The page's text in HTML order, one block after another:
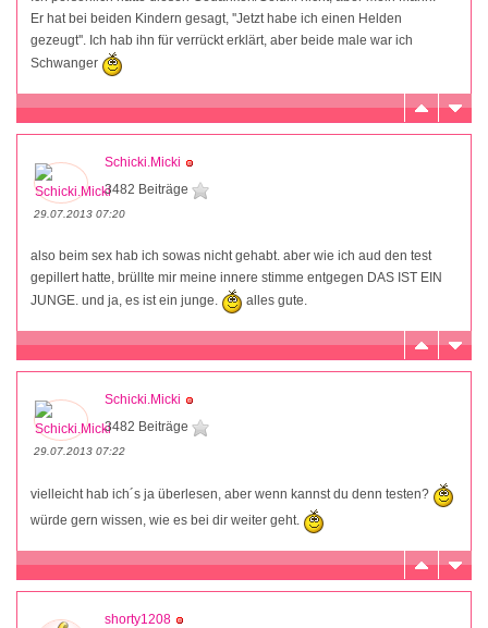
Er hat bei beiden Kindern gesagt, ''Jetzt habe ich einen Helden
gezeugt''. Ich hab ihn für verrückt erklärt, aber beide male war ich
Schwanger
Schicki.Micki
3482 Beiträge
29.07.2013 07:20
also beim sex hab ich sowas nicht gehabt. aber wie ich aud den test
gepillert hatte, brüllte mir meine innere stimme entgegen DAS IST EIN
JUNGE. und ja, es ist ein junge.
alles gute.
Schicki.Micki
3482 Beiträge
29.07.2013 07:22
vielleicht hab ich´s ja überlesen, aber wenn kannst du denn testen?
würde gern wissen, wie es bei dir weiter geht.
shorty1208